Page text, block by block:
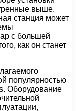
выше.
станция может
с большей
как он станет
популярностью
Оборудование